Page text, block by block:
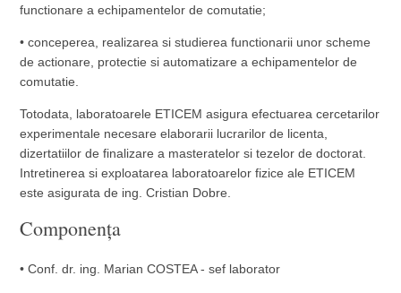
functionare a echipamentelor de comutatie;
• conceperea, realizarea si studierea functionarii unor scheme
de actionare, protectie si automatizare a echipamentelor de
comutatie.
Totodata, laboratoarele ETICEM asigura efectuarea cercetarilor
experimentale necesare elaborarii lucrarilor de licenta,
dizertatiilor de finalizare a masteratelor si tezelor de doctorat.
Intretinerea si exploatarea laboratoarelor fizice ale ETICEM
este asigurata de ing. Cristian Dobre.
Componența
• Conf. dr. ing. Marian COSTEA - sef laborator